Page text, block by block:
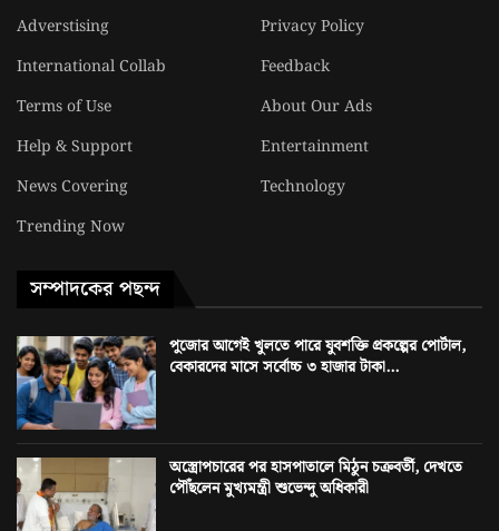
Adverstising
Privacy Policy
International Collab
Feedback
Terms of Use
About Our Ads
Help & Support
Entertainment
News Covering
Technology
Trending Now
সম্পাদকের পছন্দ
পুজোর আগেই খুলতে পারে যুবশক্তি প্রকল্পের পোর্টাল,
বেকারদের মাসে সর্বোচ্চ ৩ হাজার টাকা...
অস্ত্রোপচারের পর হাসপাতালে মিঠুন চক্রবর্তী, দেখতে
পৌঁছলেন মুখ্যমন্ত্রী শুভেন্দু অধিকারী